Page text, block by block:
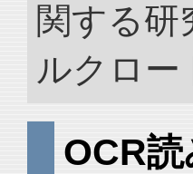
関する研
ルクロー
OCR